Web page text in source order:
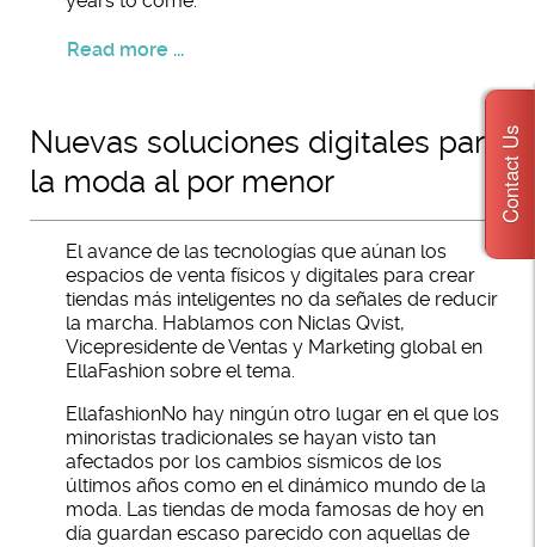
Read more ...
Nuevas soluciones digitales para
la moda al por menor
El avance de las tecnologías que aúnan los
espacios de venta físicos y digitales para crear
tiendas más inteligentes no da señales de reducir
la marcha. Hablamos con Niclas Qvist,
Vicepresidente de Ventas y Marketing global en
EllaFashion sobre el tema.
EllafashionNo hay ningún otro lugar en el que los
minoristas tradicionales se hayan visto tan
afectados por los cambios sísmicos de los
últimos años como en el dinámico mundo de la
moda. Las tiendas de moda famosas de hoy en
día guardan escaso parecido con aquellas de
Contact Us